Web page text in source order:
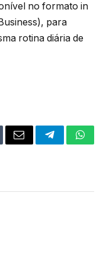
no formato in
para
rotina diária de
Email Telegram